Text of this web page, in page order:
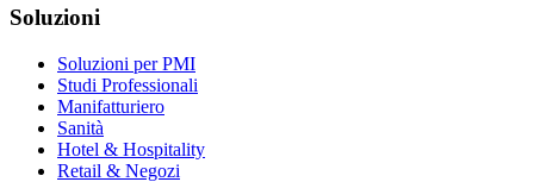
Soluzioni
Soluzioni per PMI
Studi Professionali
Manifatturiero
Sanità
Hotel & Hospitality
Retail & Negozi